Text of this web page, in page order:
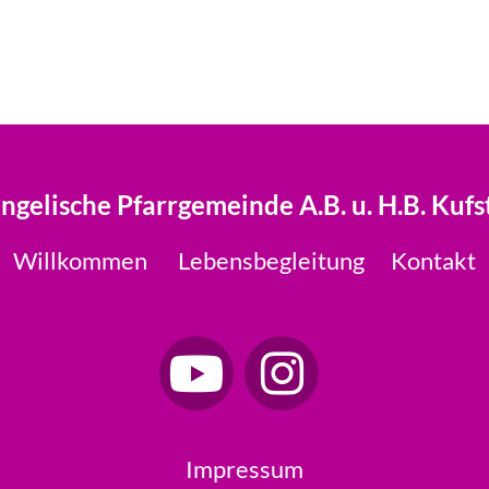
Pfarrgemeinde A.B. u. H.B.
Willkommen Lebensbegleitung Kontakt
Impressum